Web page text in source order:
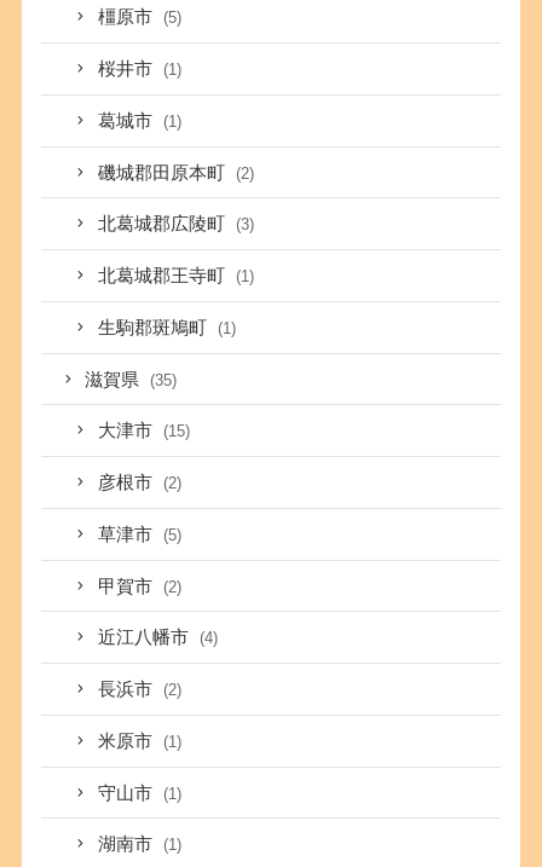
橿原市 (5)
桜井市 (1)
葛城市 (1)
磯城郡田原本町 (2)
北葛城郡広陵町 (3)
北葛城郡王寺町 (1)
生駒郡斑鳩町 (1)
滋賀県 (35)
大津市 (15)
彦根市 (2)
草津市 (5)
甲賀市 (2)
近江八幡市 (4)
長浜市 (2)
米原市 (1)
守山市 (1)
湖南市 (1)